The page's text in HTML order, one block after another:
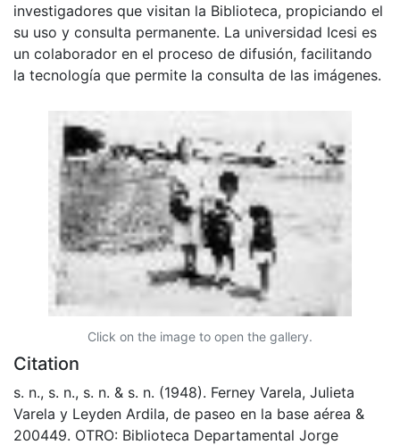
investigadores que visitan la Biblioteca, propiciando el
su uso y consulta permanente. La universidad Icesi es
un colaborador en el proceso de difusión, facilitando
la tecnología que permite la consulta de las imágenes.
Click on the image to open the gallery.
Citation
s. n., s. n., s. n. & s. n. (1948). Ferney Varela, Julieta
Varela y Leyden Ardila, de paseo en la base aérea &
200449. OTRO: Biblioteca Departamental Jorge